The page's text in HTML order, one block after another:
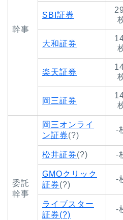
幹事
SBI証券
大和証券
楽天証券
岡三証券
委託
幹事
岡三オンライ
ン証券(?)
-
松井証券(?) -
GMOクリック
証券(?)
-
ライブスター
証券(?)
-